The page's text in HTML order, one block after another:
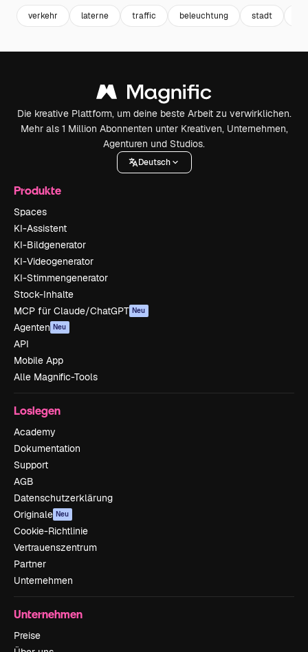
verkehr laterne traffic beleuchtung stadt
Die kreative Plattform, um deine beste Arbeit zu verwirklichen.
Mehr als 1 Million Abonnenten unter Kreativen, Unternehmen,
Agenturen und Studios.
Deutsch
Produkte
Spaces
KI-Assistent
KI-Bildgenerator
KI-Videogenerator
KI-Stimmengenerator
Stock-Inhalte
MCP für Claude/ChatGPT Neu
Agenten Neu
API
Mobile App
Alle Magnific-Tools
Loslegen
Academy
Dokumentation
Support
AGB
Datenschutzerklärung
Originale Neu
Cookie-Richtlinie
Vertrauenszentrum
Partner
Unternehmen
Unternehmen
Preise